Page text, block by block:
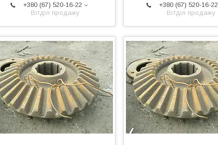
+380 (67) 520-16-22
Вітділ продажу
+380 (67) 520-16-22
Вітділ продажу